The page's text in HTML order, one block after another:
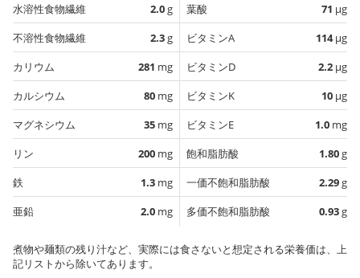
水溶性食物繊維
2.0g
不溶性食物繊維
2.3g
カリウム
281 mg
カルシウム
80 mg
マグネシウム
35 mg
リン
200 mg
鉄
1.3 mg
亜鉛
2.0 mg
葉酸
71 µg
ビタミンA
114µg
ビタミンD
2.2 µg
ビタミンK
10 µg
ビタミンE
1.0 mg
飽和脂肪酸
1.80g
一価不飽和脂肪酸
2.29g
多価不飽和脂肪酸
0.93g
煮物や麺類の残り汁など、実際には食さないと想定される栄養価は、上
記リストから除いてあります。